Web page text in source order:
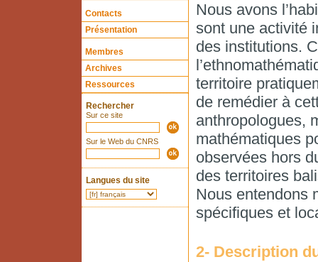
Contacts
Présentation
Membres
Archives
Ressources
Rechercher
Sur ce site
Sur le Web du CNRS
Langues du site
Nous avons
sont une activité
des institutions.
territoire
de remédier à
anthropologues,
mathématiques
observées hors
des territoires
Nous entendons
spécifiques et
2- Description